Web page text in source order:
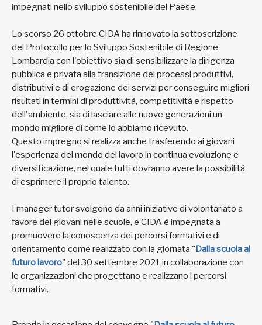
impegnati nello sviluppo sostenibile del Paese.
Lo scorso 26 ottobre CIDA ha rinnovato la sottoscrizione
del Protocollo per lo Sviluppo Sostenibile di Regione
Lombardia con l'obiettivo sia di sensibilizzare la dirigenza
pubblica e privata alla transizione dei processi produttivi,
distributivi e di erogazione dei servizi per conseguire migliori
risultati in termini di produttività, competitività e rispetto
dell'ambiente, sia di lasciare alle nuove generazioni un
mondo migliore di come lo abbiamo ricevuto.
Questo impregno si realizza anche trasferendo ai giovani
l'esperienza del mondo del lavoro in continua evoluzione e
diversificazione, nel quale tutti dovranno avere la possibilità
di esprimere il proprio talento.
I manager tutor svolgono da anni iniziative di volontariato a
favore dei giovani nelle scuole, e CIDA è impegnata a
promuovere la conoscenza dei percorsi formativi e di
orientamento come realizzato con la giornata "Dalla scuola al
futuro lavoro" del 30 settembre 2021 in collaborazione con
le organizzazioni che progettano e realizzano i percorsi
formativi.